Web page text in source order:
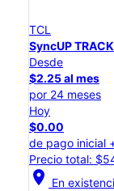
TCL
SyncUP
Desde
$2.25 al mes
por 24 meses
Hoy
$0.00
de pago inicial
Precio total:
location_on En